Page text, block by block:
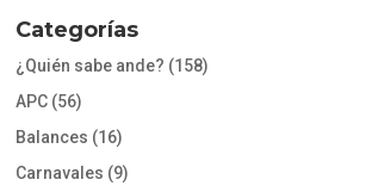
Categorías
¿Quién sabe ande? (158)
APC (56)
Balances (16)
Carnavales (9)